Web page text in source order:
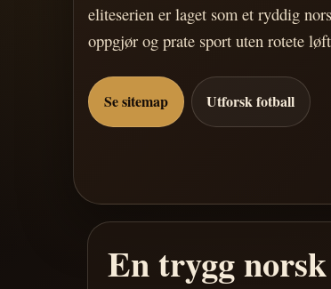
eliteserien er laget som et ryddig
oppgjør og prate sport uten rotete
Se sitemap Utforsk fotball
En trygg